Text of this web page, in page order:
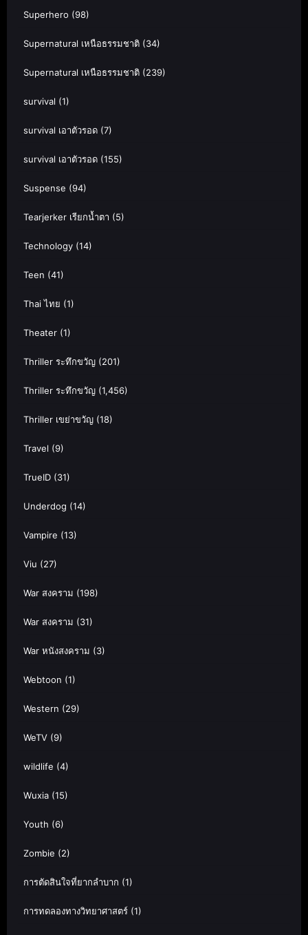
Superhero (98)
Supernatural เหนือธรรมชาติ (34)
Supernatural เหนือธรรมชาติ (239)
survival (1)
survival เอาตัวรอด (7)
survival เอาตัวรอด (155)
Suspense (94)
Tearjerker เรียกน้ำตา (5)
Technology (14)
Teen (41)
Thai ไทย (1)
Theater (1)
Thriller ระทึกขวัญ (201)
Thriller ระทึกขวัญ (1,456)
Thriller เขย่าขวัญ (18)
Travel (9)
TrueID (31)
Underdog (14)
Vampire (13)
Viu (27)
War สงคราม (198)
War สงคราม (31)
War หนังสงคราม (3)
Webtoon (1)
Western (29)
WeTV (9)
wildlife (4)
Wuxia (15)
Youth (6)
Zombie (2)
การตัดสินใจที่ยากลำบาก (1)
การทดลองทางวิทยาศาสตร์ (1)